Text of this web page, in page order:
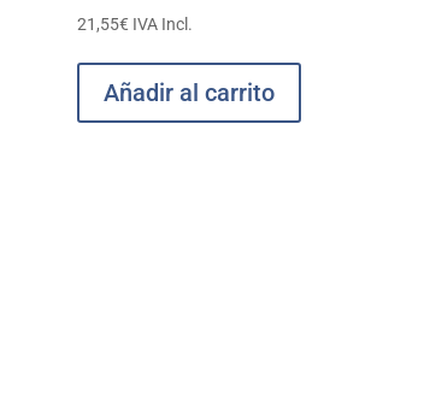
21,55€ IVA Incl.
Añadir al carrito